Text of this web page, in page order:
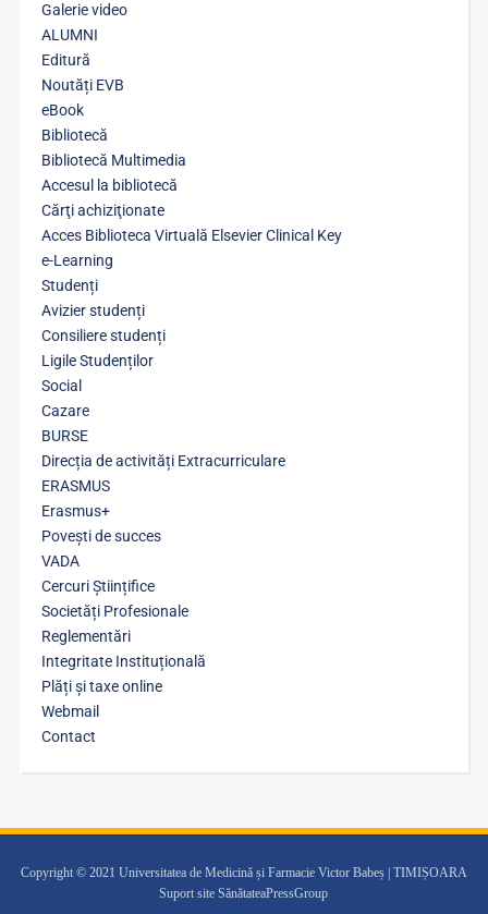
Galerie video
ALUMNI
Editură
Noutăți EVB
eBook
Bibliotecă
Bibliotecă Multimedia
Accesul la bibliotecă
Cărţi achiziţionate
Acces Biblioteca Virtuală Elsevier Clinical Key
e-Learning
Studenți
Avizier studenți
Consiliere studenți
Ligile Studenților
Social
Cazare
BURSE
Direcția de activități Extracurriculare
ERASMUS
Erasmus+
Povești de succes
VADA
Cercuri Științifice
Societăți Profesionale
Reglementări
Integritate Instituțională
Plăți și taxe online
Webmail
Contact
Copyright © 2021 Universitatea de Medicină și Farmacie Victor Babeș | TIMIȘOARA
Suport site SănătateaPressGroup